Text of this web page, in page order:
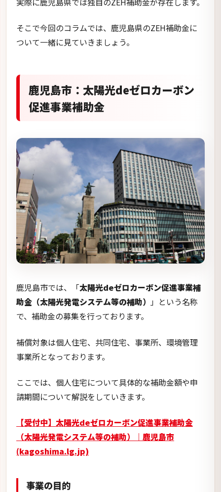
鹿児島市では、「 太陽光deゼロカーボン促進事業補
助金（太陽光発電システム等の補助）」という名称
で、補助金の募集を行っております。
補償対象は個人住宅、共同住宅、事業所、環境管理
事業所となっております。
ここでは、個人住宅について具体的な補助金額や申
【受付中】太陽光deゼロカーボン促進事業補助金
（太陽光発電システム等の補助）｜鹿児島市
事業の目的
太陽光deゼロカーボン促進事業補助金の普及によ
り、市内での再生可能エネルギーの導入及び利用拡
将来的には2050年までに、本市の二酸化炭素排出量
を実質ゼロにする「ゼロカーボンシティかごしま」